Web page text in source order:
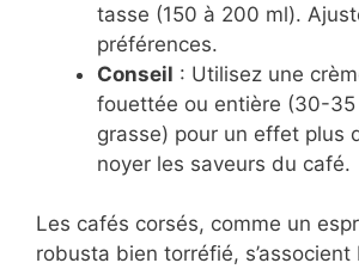
tasse (150 à 200 ml).
préférences.
Conseil : Utilisez une
fouettée ou entière (30-35
grasse) pour un effet plus
noyer les saveurs du café.
Les cafés corsés, comme un
robusta bien torréfié, s’associent